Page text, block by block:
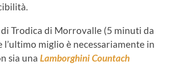
Trodica di Morrovalle (5 minuti da
miglio è necessariamente in
sia una Lamborghini Countach